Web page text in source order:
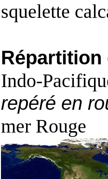
squelette
Répartition
Indo-
repéré en
mer Rouge